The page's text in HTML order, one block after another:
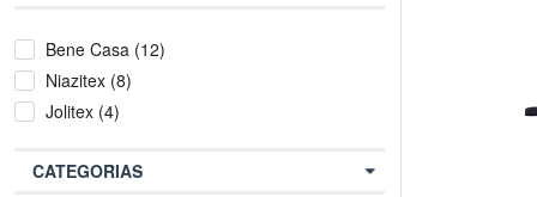
Bene Casa (12)
Niazitex (8)
Jolitex (4)
CATEGORIAS